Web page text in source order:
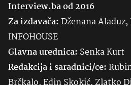
Interview.ba od 2016
Za izdavača:Dženana
INFOHOUSE
Glavna urednica: SenkaKurt
Redakcija i saradnici/ce: